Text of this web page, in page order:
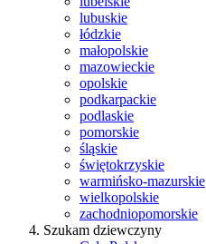
lubuskie
łódzkie
małopolskie
mazowieckie
opolskie
podkarpackie
podlaskie
pomorskie
śląskie
świętokrzyskie
warmińsko-mazurskie
wielkopolskie
zachodniopomorskie
Szukam dziewczyny